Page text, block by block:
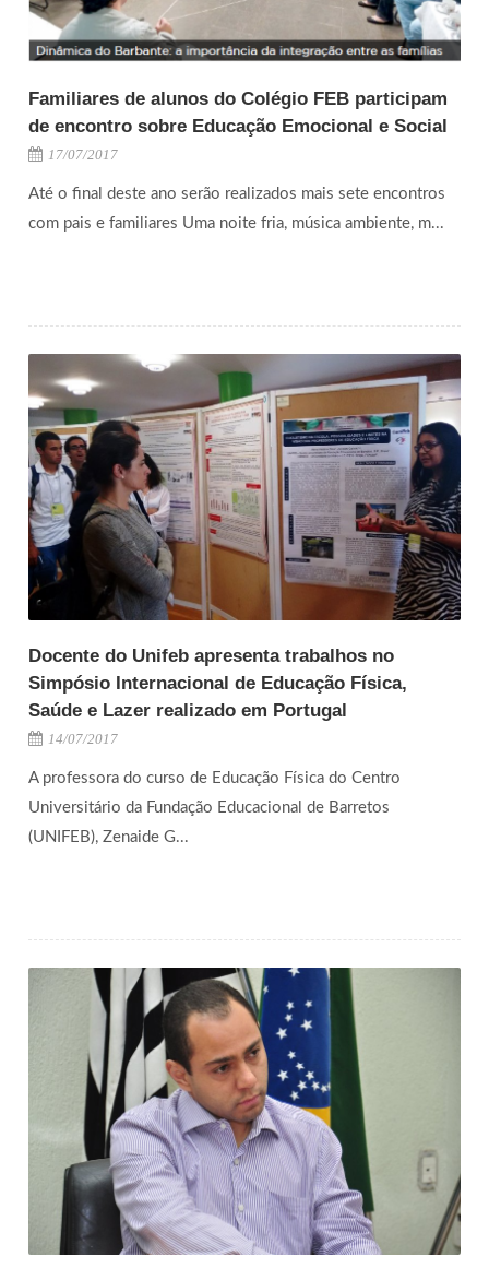
Familiares de alunos do Colégio FEB participam
de encontro sobre Educação Emocional e Social
17/07/2017
Até o final deste ano serão realizados mais sete encontros
com pais e familiares Uma noite fria, música ambiente, m...
Docente do Unifeb apresenta trabalhos no
Simpósio Internacional de Educação Física,
Saúde e Lazer realizado em Portugal
14/07/2017
A professora do curso de Educação Física do Centro
Universitário da Fundação Educacional de Barretos
(UNIFEB), Zenaide G...